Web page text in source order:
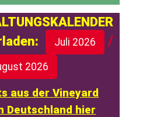
Juli 2026 /
2026
aus der Vineyard
Deutschland hier